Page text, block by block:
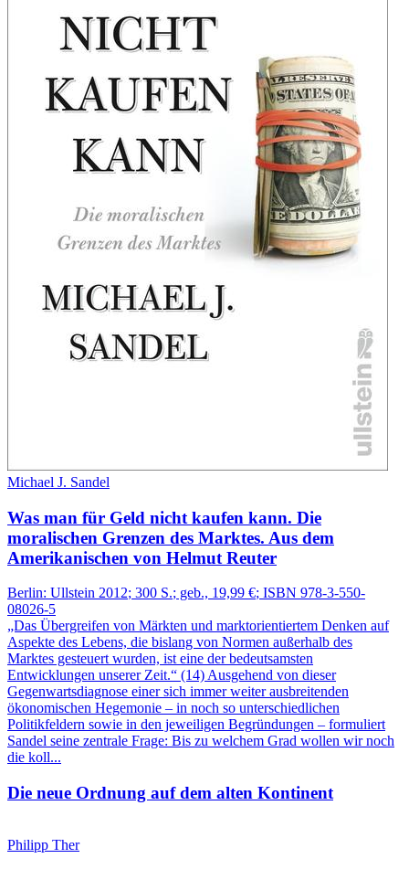
Michael J. Sandel
Was man für Geld nicht kaufen kann. Die
moralischen Grenzen des Marktes. Aus dem
Amerikanischen von Helmut Reuter
Berlin: Ullstein 2012; 300 S.; geb., 19,99 €; ISBN 978-3-550-
08026-5
„Das Übergreifen von Märkten und marktorientiertem Denken auf
Aspekte des Lebens, die bislang von Normen außerhalb des
Marktes gesteuert wurden, ist eine der bedeutsamsten
Entwicklungen unserer Zeit.“ (14) Ausgehend von dieser
Gegenwartsdiagnose einer sich immer weiter ausbreitenden
ökonomischen Hegemonie – in noch so unterschiedlichen
Politikfeldern sowie in den jeweiligen Begründungen – formuliert
Sandel seine zentrale Frage: Bis zu welchem Grad wollen wir noch
die koll...
Die neue Ordnung auf dem alten Kontinent
Philipp Ther